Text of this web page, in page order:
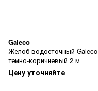
Galeco
Желоб водосточный Galeco
темно-коричневый 2 м
Цену уточняйте